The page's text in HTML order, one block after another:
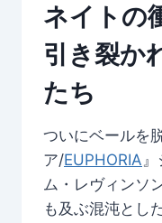
ネイトの
引き裂か
たち
ついにベールを
ア/EUPHORIA
ム・レヴィンソ
も及ぶ混沌とし